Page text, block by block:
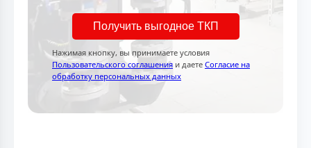
Получить выгодное ТКП
Нажимая кнопку, вы принимаете условия
Пользовательского соглашения и даете Согласие на
обработку персональных данных